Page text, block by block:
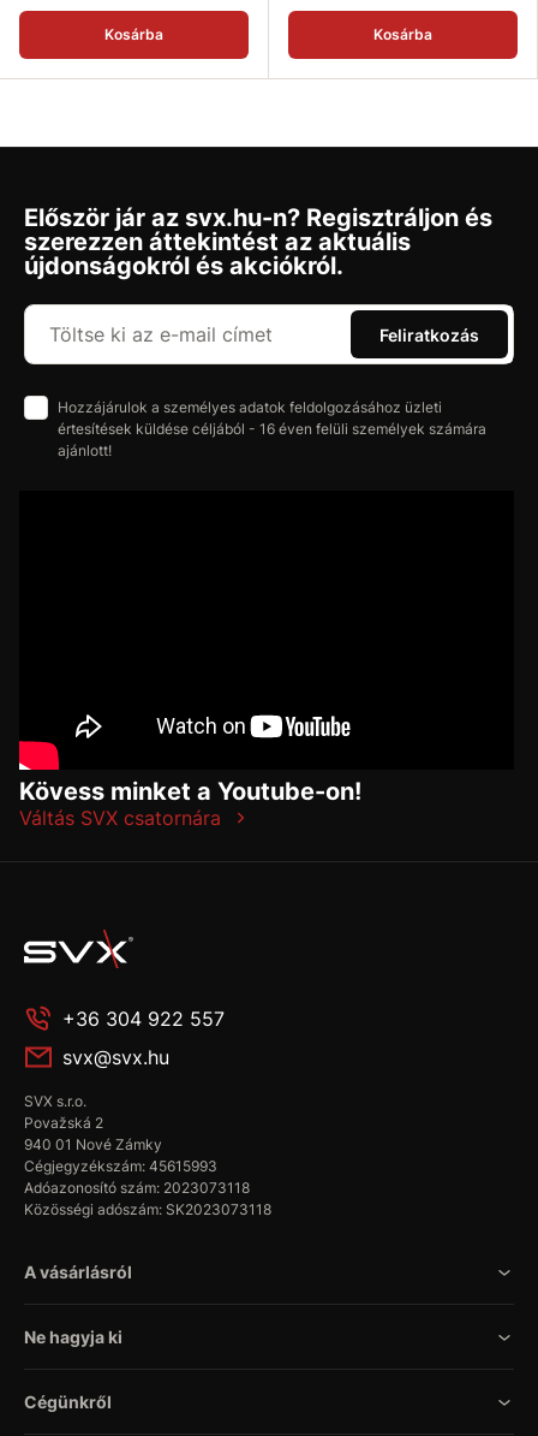
Kosárba Kosárba
Először jár az svx.hu-n? Regisztráljon és
szerezzen áttekintést az aktuális
újdonságokról és akciókról.
Feliratkozás
Hozzájárulok a személyes adatok feldolgozásához üzleti
értesítések küldése céljából - 16 éven felüli személyek számára
ajánlott!
Kövess minket a Youtube-on!
Váltás SVX csatornára
+36 304 922 557
svx@svx.hu
SVX s.r.o.
Považská 2
940 01 Nové Zámky
Cégjegyzékszám: 45615993
Adóazonosító szám: 2023073118
Közösségi adószám: SK2023073118
A vásárlásról
Ne hagyja ki
Cégünkről